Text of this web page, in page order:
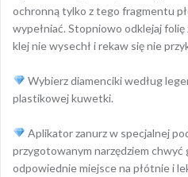
ochronną tylko z tego fragmentu
wypełniać. Stopniowo odklejaj
klej nie wysechł i rekaw się nie
Wybierz diamenciki według
plastikowej kuwetki.
Aplikator zanurz w specjalnej
przygotowanym narzędziem chwyć
odpowiednie miejsce na płótnie i